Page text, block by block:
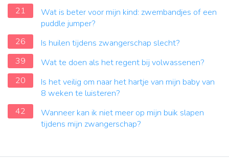
21
Wat is beter voor mijn kind: zwembandjes of een
puddle jumper?
26
Is huilen tijdens zwangerschap slecht?
39
Wat te doen als het regent bij volwassenen?
20
Is het veilig om naar het hartje van mijn baby van
8 weken te luisteren?
42
Wanneer kan ik niet meer op mijn buik slapen
tijdens mijn zwangerschap?